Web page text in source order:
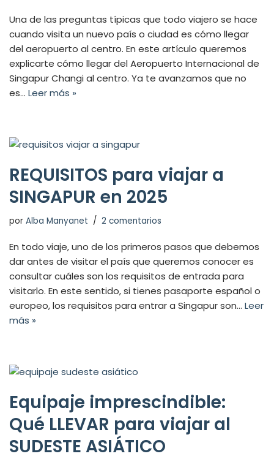
Una de las preguntas típicas que todo viajero se hace
cuando visita un nuevo país o ciudad es cómo llegar
del aeropuerto al centro. En este artículo queremos
explicarte cómo llegar del Aeropuerto Internacional de
Singapur Changi al centro. Ya te avanzamos que no
es… Leer más »
REQUISITOS para viajar a
SINGAPUR en 2025
por Alba Manyanet 2 comentarios
En todo viaje, uno de los primeros pasos que debemos
dar antes de visitar el país que queremos conocer es
consultar cuáles son los requisitos de entrada para
visitarlo. En este sentido, si tienes pasaporte español o
europeo, los requisitos para entrar a Singapur son… Leer
más »
Equipaje imprescindible:
Qué LLEVAR para viajar al
SUDESTE ASIÁTICO